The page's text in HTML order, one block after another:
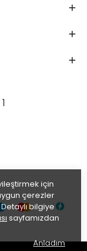
için
çerezler
bilgiye
sayfamızdan
Anladım
1